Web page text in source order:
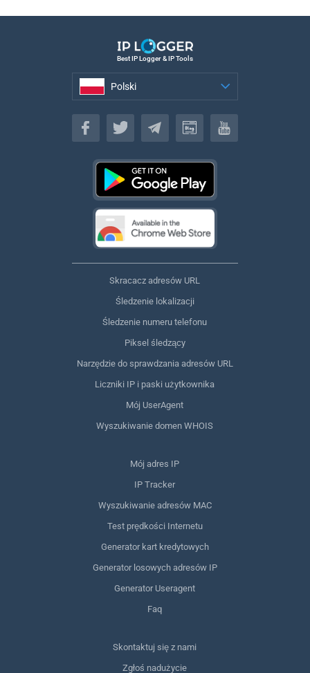
Best IP Logger & IP Tools
Polski
Polski
Skracacz adresów URL
Śledzenie lokalizacji
Śledzenie numeru telefonu
Piksel śledzący
Narzędzie do sprawdzania adresów URL
Liczniki IP i paski użytkownika
Mój UserAgent
Wyszukiwanie domen WHOIS
Mój adres IP
IP Tracker
Wyszukiwanie adresów MAC
Test prędkości Internetu
Generator kart kredytowych
Generator losowych adresów IP
Generator Useragent
Faq
Skontaktuj się z nami
Zgłoś nadużycie